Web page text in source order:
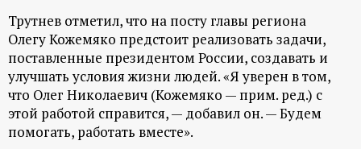
ц
и
о
н
Трутнев отметил, что на посту главы региона
Олегу Кожемяко предстоит реализовать задачи,
поставленные президентом России, создавать и
улучшать условия жизни людей. «Я уверен в том,
что Олег Николаевич (Кожемяко — прим. ред.) с
этой работой справится, — добавил он. — Будем
помогать, работать вместе».